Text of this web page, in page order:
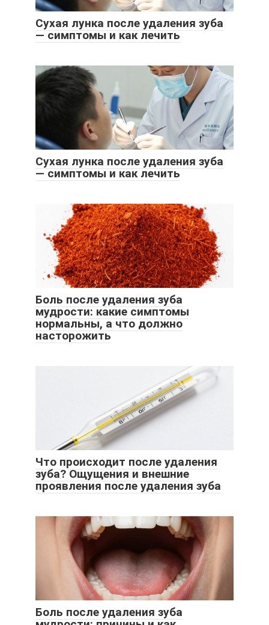
Сухая лунка после удаления зуба
— симптомы и как лечить
Сухая лунка после удаления зуба
— симптомы и как лечить
Боль после удаления зуба
мудрости: какие симптомы
нормальны, а что должно
насторожить
Что происходит после удаления
зуба? Ощущения и внешние
проявления после удаления зуба
Боль после удаления зуба